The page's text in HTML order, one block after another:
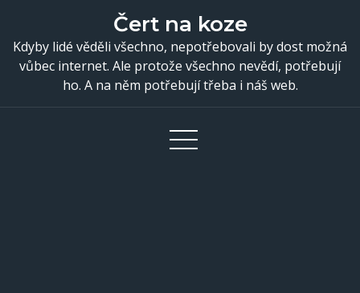
content
Čert na koze
Kdyby lidé věděli všechno, nepotřebovali by dost možná
vůbec internet. Ale protože všechno nevědí, potřebují
ho. A na něm potřebují třeba i náš web.